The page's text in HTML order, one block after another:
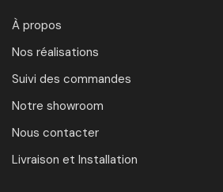
À propos
Nos réalisations
Suivi des commandes
Notre showroom
Nous contacter
Livraison et Installation